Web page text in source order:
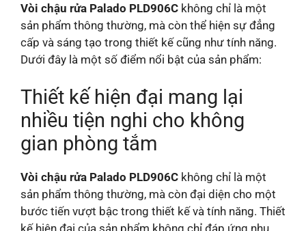
Vòi chậu rửa Palado PLD906C không chỉ là một
sản phẩm thông thường, mà còn thể hiện sự đẳng
cấp và sáng tạo trong thiết kế cũng như tính năng.
Dưới đây là một số điểm nổi bật của sản phẩm:
Thiết kế hiện đại mang lại
nhiều tiện nghi cho không
gian phòng tắm
Vòi chậu rửa Palado PLD906C không chỉ là một
sản phẩm thông thường, mà còn đại diện cho một
bước tiến vượt bậc trong thiết kế và tính năng. Thiết